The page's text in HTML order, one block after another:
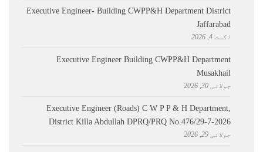
Executive Engineer- Building CWPP&H Department District
Jaffarabad
اگست 4, 2026
Executive Engineer Building CWPP&H Department
Musakhail
جولائی 30, 2026
Executive Engineer (Roads) C W P P & H Department,
District Killa Abdullah ​DPRQ/PRQ No.476/29-7-2026
جولائی 29, 2026